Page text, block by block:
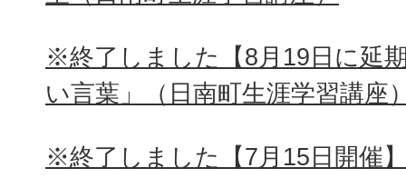
※終了しました【8月19日に延
い言葉」（日南町生涯学習講座
※終了しました【7月15日開催